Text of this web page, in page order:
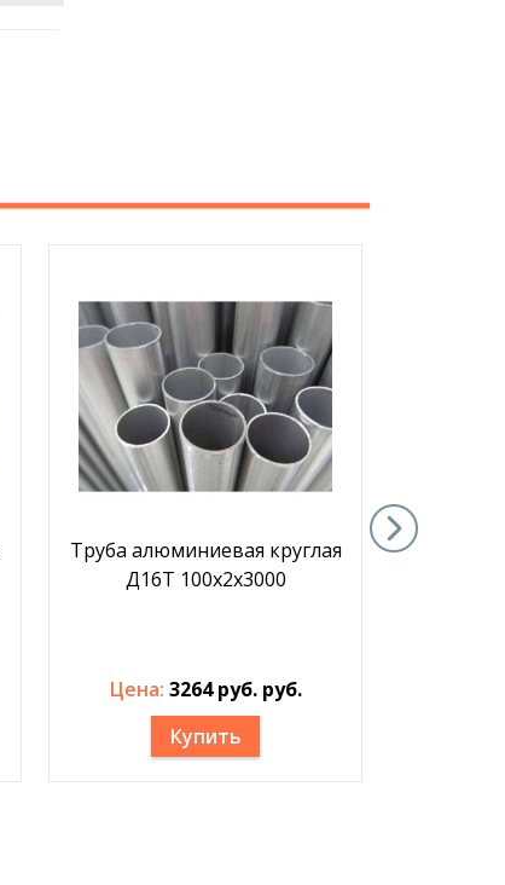
Труба алюминиевая круглая
Д16Т 100x2x3000
Цена: 3264 руб. руб.
Купить
Труба